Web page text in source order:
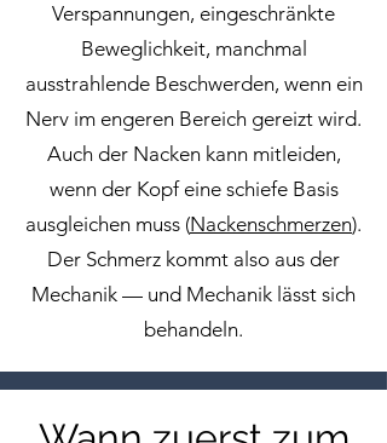
Verspannungen, eingeschränkte
Beweglichkeit, manchmal
ausstrahlende Beschwerden, wenn ein
Nerv im engeren Bereich gereizt wird.
Auch der Nacken kann mitleiden,
wenn der Kopf eine schiefe Basis
ausgleichen muss (Nackenschmerzen).
Der Schmerz kommt also aus der
Mechanik — und Mechanik lässt sich
behandeln.